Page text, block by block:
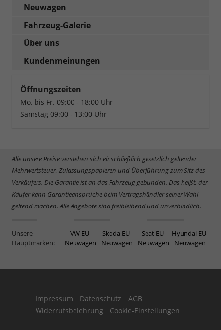
Neuwagen
Fahrzeug-Galerie
Über uns
Kundenmeinungen
Öffnungszeiten
Mo. bis Fr. 09:00 - 18:00 Uhr
Samstag 09:00 - 13:00 Uhr
Alle unsere Preise verstehen sich einschließlich gesetzlich geltender
Mehrwertsteuer, Zulassungspapieren und Überführung zum Sitz des
Verkäufers. Die Garantie ist an das Fahrzeug gebunden. Das heißt, der
Käufer kann Garantieansprüche beim Vertragshändler seiner Wahl
geltend machen. Alle Angebote sind freibleibend und unverbindlich.
Unsere
Hauptmarken:
VW EU-
Neuwagen
Skoda EU-
Neuwagen
Seat EU-
Neuwagen
Hyundai EU-
Neuwagen
Impressum Datenschutz
AGB
Widerrufsbelehrung
Cookie-Einstellungen